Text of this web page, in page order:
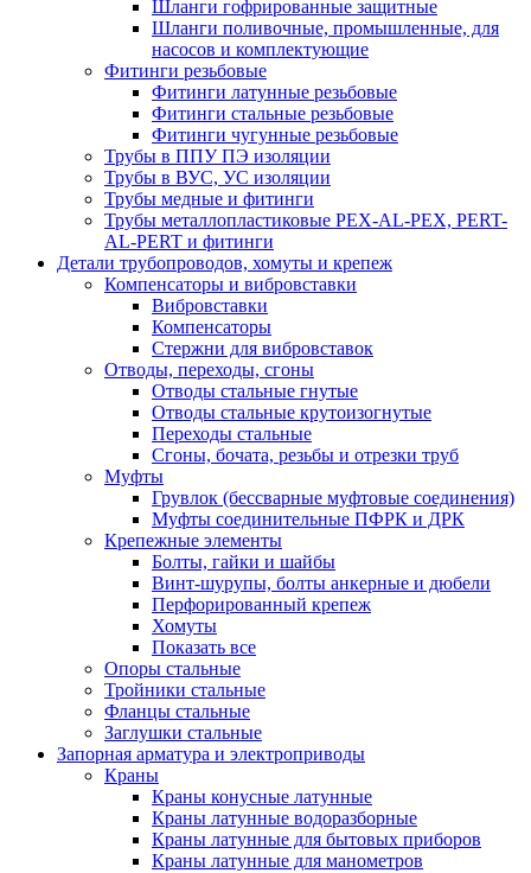
Шланги гофрированные защитные
Шланги поливочные, промышленные, для
насосов и комплектующие
Фитинги резьбовые
Фитинги латунные резьбовые
Фитинги стальные резьбовые
Фитинги чугунные резьбовые
Трубы в ППУ ПЭ изоляции
Трубы в ВУС, УС изоляции
Трубы медные и фитинги
Трубы металлопластиковые PEX-AL-PEX, PERT-
AL-PERT и фитинги
Детали трубопроводов, хомуты и крепеж
Компенсаторы и вибровставки
Вибровставки
Компенсаторы
Стержни для вибровставок
Отводы, переходы, сгоны
Отводы стальные гнутые
Отводы стальные крутоизогнутые
Переходы стальные
Сгоны, бочата, резьбы и отрезки труб
Муфты
Грувлок (бессварные муфтовые соединения)
Муфты соединительные ПФРК и ДРК
Крепежные элементы
Болты, гайки и шайбы
Винт-шурупы, болты анкерные и дюбели
Перфорированный крепеж
Хомуты
Показать все
Опоры стальные
Тройники стальные
Фланцы стальные
Заглушки стальные
Запорная арматура и электроприводы
Краны
Краны конусные латунные
Краны латунные водоразборные
Краны латунные для бытовых приборов
Краны латунные для манометров